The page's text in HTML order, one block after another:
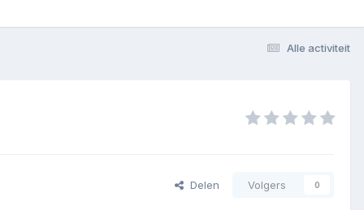
Alle activiteit
Delen Volgers 0